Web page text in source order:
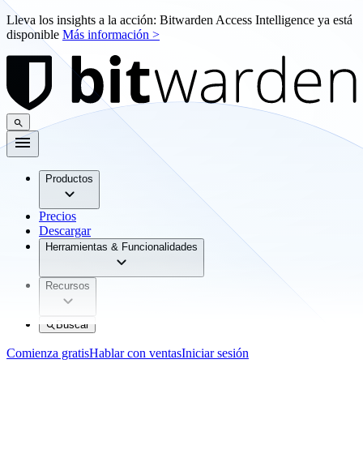
Lleva los insights a la acción: Bitwarden Access Intelligence ya está
disponible Más información >
Productos
Precios
Descargar
Herramientas & Funcionalidades
Recursos
Buscar
Comienza gratisHablar con ventasIniciar sesión